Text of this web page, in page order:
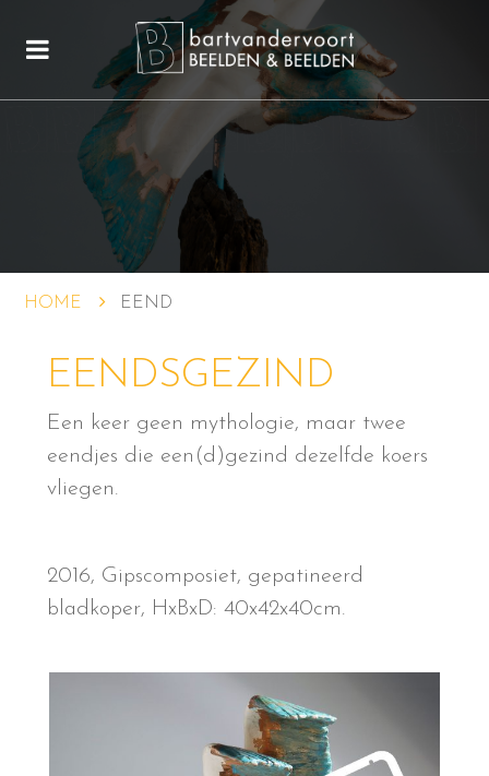
HOME EEND
EENDSGEZIND
Een keer geen mythologie, maar twee
eendjes die een(d)gezind dezelfde koers
vliegen.
2016, Gipscomposiet, gepatineerd
bladkoper, HxBxD: 40x42x40cm.